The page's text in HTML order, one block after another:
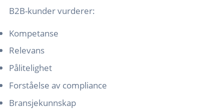
B2B-kunder vurderer:
Kompetanse
Relevans
Pålitelighet
Forståelse av compliance
Bransjekunnskap